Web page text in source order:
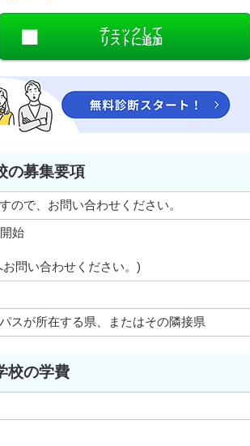
チェックして
リストに追加
の募集要項
ので、お問い合わせください。
始
問い合わせください。)
スが所在する県、またはその隣接県
校の学費